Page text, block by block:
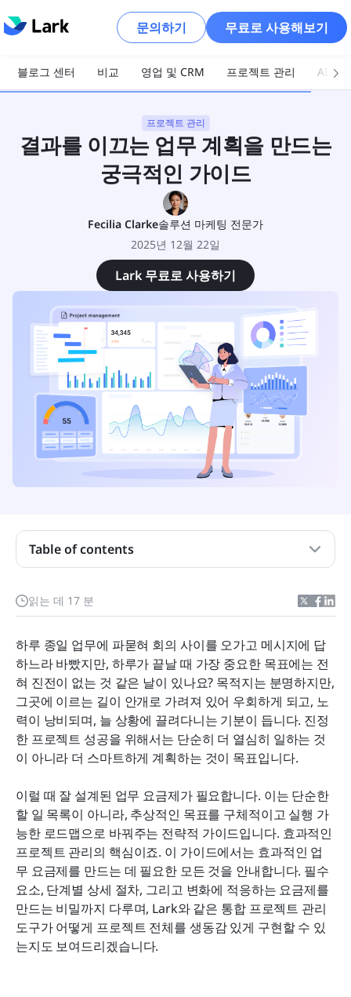
문의하기 무료로 사용해보기
블로그 센터 비교 영업 및 CRM 프로젝트 관리 AI 및
프로젝트 관리
결과를 이끄는 업무 계획을 만드는
궁극적인 가이드
Fecilia Clarke솔루션 마케팅 전문가
2025년 12월 22일
Lark 무료로 사용하기
읽는 데 17 분
하루 종일 업무에 파묻혀 회의 사이를 오가고 메시지에 답
하느라 바빴지만, 하루가 끝날 때 가장 중요한 목표에는 전
혀 진전이 없는 것 같은 날이 있나요? 목적지는 분명하지만,
그곳에 이르는 길이 안개로 가려져 있어 우회하게 되고, 노
력이 낭비되며, 늘 상황에 끌려다니는 기분이 듭니다. 진정
한 프로젝트 성공을 위해서는 단순히 더 열심히 일하는 것
이 아니라 더 스마트하게 계획하는 것이 목표입니다.
이럴 때 잘 설계된 업무 요금제가 필요합니다. 이는 단순한
할 일 목록이 아니라, 추상적인 목표를 구체적이고 실행 가
능한 로드맵으로 바꿔주는 전략적 가이드입니다. 효과적인
프로젝트 관리의 핵심이죠. 이 가이드에서는 효과적인 업
무 요금제를 만드는 데 필요한 모든 것을 안내합니다. 필수
요소, 단계별 상세 절차, 그리고 변화에 적응하는 요금제를
만드는 비밀까지 다루며, Lark와 같은 통합 프로젝트 관리
도구가 어떻게 프로젝트 전체를 생동감 있게 구현할 수 있
는지도 보여드리겠습니다.
Table of contents
성공적인 작업 요금제의 필수 요소
창작을 넘어서: 작업 계획을 살아있는 문서로 만드는
방법
성공의 비결: 실제로 요금제를 따르는 방법
결론
자주 묻는 질문
관련 읽기